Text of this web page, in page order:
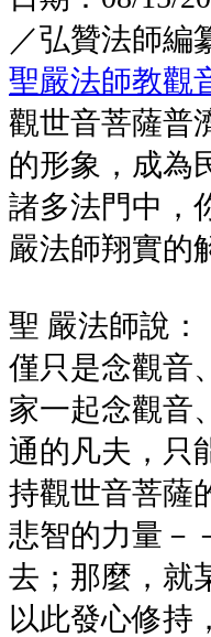
／弘贊法師編
聖嚴法師教
觀世音菩薩普
的形象，成為
諸多法門中，
嚴法師翔實的
聖 嚴法師說
僅只是念觀音
家一起念觀音
通的凡夫，只
持觀世音菩薩
悲智的力量－
去；那麼，就
以此發心修持